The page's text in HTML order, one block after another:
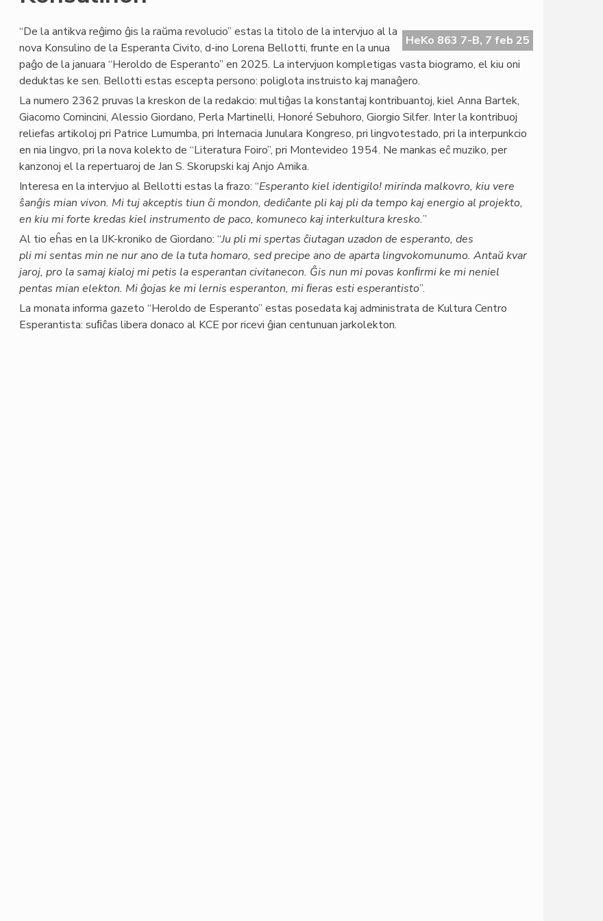
HeKo 863 7-B, 7 feb 25
“De la antikva reĝimo ĝis la raŭma revolucio” estas la titolo de la intervjuo al la
nova Konsulino de la Esperanta Civito, d-ino Lorena Bellotti, frunte en la unua
paĝo de la januara “Heroldo de Esperanto” en 2025. La intervjuon kompletigas vasta biogramo, el kiu oni
deduktas ke sen. Bellotti estas escepta persono: poliglota instruisto kaj manaĝero.
La numero 2362 pruvas la kreskon de la redakcio: multiĝas la konstantaj kontribuantoj, kiel Anna Bartek,
Giacomo Comincini, Alessio Giordano, Perla Martinelli, Honoré Sebuhoro, Giorgio Silfer. Inter la kontribuoj
reliefas artikoloj pri Patrice Lumumba, pri Internacia Junulara Kongreso, pri lingvotestado, pri la interpunkcio
en nia lingvo, pri la nova kolekto de “Literatura Foiro”, pri Montevideo 1954. Ne mankas eĉ muziko, per
kanzonoj el la repertuaroj de Jan S. Skorupski kaj Anjo Amika.
Interesa en la intervjuo al Bellotti estas la frazo: “Esperanto kiel identigilo! mirinda malkovro, kiu vere
ŝanĝis mian vivon. Mi tuj akceptis tiun ĉi mondon, dediĉante pli kaj pli da tempo kaj energio al projekto,
en kiu mi forte kredas kiel instrumento de paco, komuneco kaj interkultura kresko.”
Al tio eĥas en la IJK-kroniko de Giordano: “Ju pli mi spertas ĉiutagan uzadon de esperanto, des
pli mi sentas min ne nur ano de la tuta homaro, sed precipe ano de aparta lingvokomunumo. Antaŭ kvar
jaroj, pro la samaj kialoj mi petis la esperantan civitanecon. Ĝis nun mi povas konﬁrmi ke mi neniel
pentas mian elekton. Mi ĝojas ke mi lernis esperanton, mi ﬁeras esti esperantisto”.
La monata informa gazeto “Heroldo de Esperanto” estas posedata kaj administrata de Kultura Centro
Esperantista: suﬁĉas libera donaco al KCE por ricevi ĝian centunuan jarkolekton.